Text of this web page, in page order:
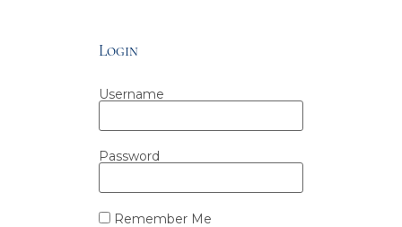
Login
Username
Password
Remember Me